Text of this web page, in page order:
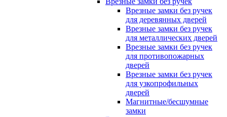
Врезные замки без ручек
для деревянных дверей
Врезные замки без ручек
для металлических дверей
Врезные замки без ручек
для противопожарных
дверей
Врезные замки без ручек
для узкопрофильных
дверей
Магнитные/бесшумные
замки